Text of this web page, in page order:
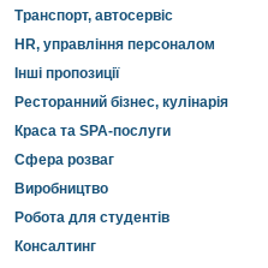
Транспорт, автосервіс
HR, управління персоналом
Інші пропозиції
Ресторанний бізнес, кулінарія
Краса та SPA-послуги
Сфера розваг
Виробництво
Робота для студентів
Консалтинг